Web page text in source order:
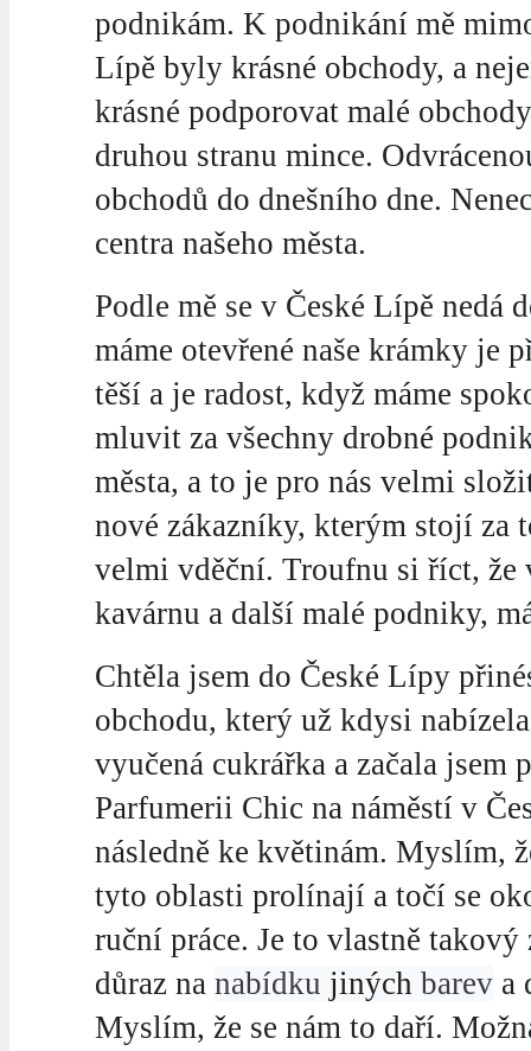
podnikám. K podnikání mě
Lípě byly krásné obchody, a
krásné podporovat malé
druhou stranu mince.
obchodů do dnešního dne.
centra našeho města.
Podle mě se v České Lípě nedá
máme otevřené naše krámky je
těší a je radost, když máme
mluvit za všechny drobné
města, a to je pro nás velmi
nové zákazníky, kterým stojí za
velmi vděční. Troufnu si říct,
kavárnu a další malé podniky,
Chtěla jsem do České Lípy
obchodu, který už kdysi
vyučená cukrářka a začala
Parfumerii Chic na náměstí v
následně ke květinám. Myslím,
tyto oblasti prolínají a točí se
ruční práce. Je to vlastně
důraz na nabídku jiných barev a
Myslím, že se nám to daří.